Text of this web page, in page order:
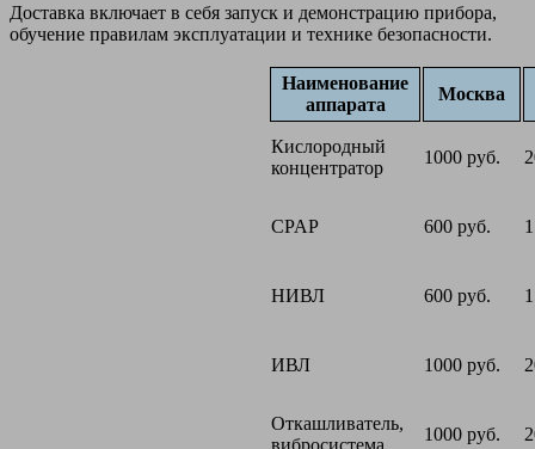
Доставка включает в себя запуск и демонстрацию прибора,
обучение правилам эксплуатации и технике безопасности.
Наименование
аппарата
Москва
Кислородный
концентратор
1000 руб.
CPAP 600 руб.
НИВЛ 600 руб.
ИВЛ 1000 руб.
Откашливатель,
вибросистема
1000 руб.